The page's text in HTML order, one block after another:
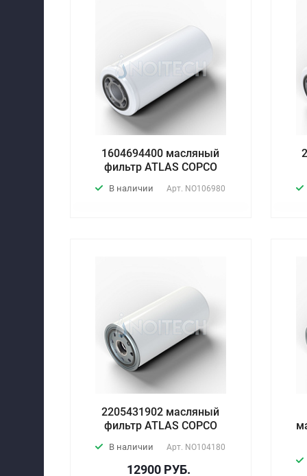
1604694400 масляный
фильтр ATLAS COPCO
В наличии Арт. NO106980
2205431902 масляный
фильтр ATLAS COPCO
В наличии Арт. NO104180
12900 РУБ.